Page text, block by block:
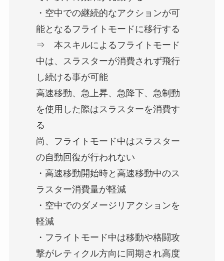
・空中での継続的なアクションが可
能となるフライトモードに移行する
⇒ 本スキルによるフライトモード
中は、スラスターが消費されず飛行
し続ける事が可能
高速移動、急上昇、急降下、急制動
を使用した際はスラスターを消費す
る
尚、フライトモード中はスラスター
の自動回復が行われない
・高速移動開始時と高速移動中のス
ラスター消費量が軽減
・空中でのダメージリアクションを
軽減
・フライトモード中は移動や格闘攻
撃がレティクル方向に同期され高度